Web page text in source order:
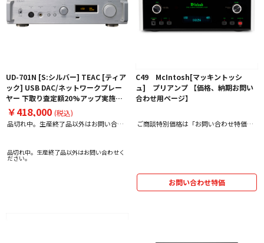
UD-701N [S:シルバー] TEAC [ティア
ック] USB DAC/ネットワークプレー
ヤー 下取り査定額20%アップ実施
中！
￥418,000 (税込)
品切れ中。生産終了品以外はお問い合わ
品切れ中。生産終了品以外はお問い合わせく
ださい。
C49 McIntosh[マッキントッシ
ュ] プリアンプ 【価格、納期お問い
合わせ用ページ】
ご商談特別価格は「お問い合わせ特価」
お問い合わせ特価